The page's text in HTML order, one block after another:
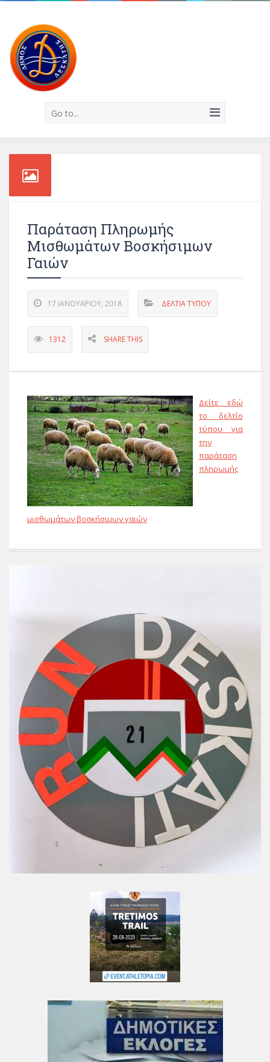
Go to...
Παράταση Πληρωμής
Μισθωμάτων Βοσκήσιμων
Γαιών
17 ΙΑΝΟΥΑΡΊΟΥ, 2018 ΔΕΛΤΊΑ ΤΎΠΟΥ
1312 SHARE THIS
Δείτε εδώ
το δελτίο
τύπου για
την
παράταση
πληρωμής
μισθωμάτων βοσκήσιμων γαιών